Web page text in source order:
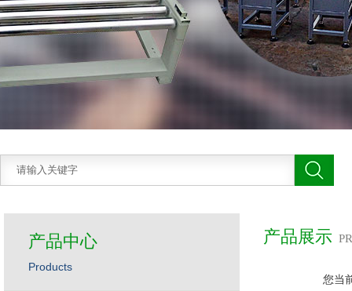
产品展示
您当
产品中心
Products